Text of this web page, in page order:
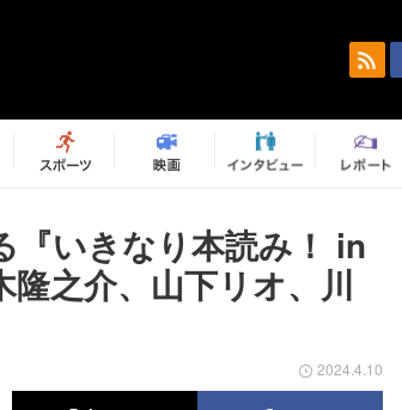
『いきなり本読み！ in
之介、山下リオ、川
2024.4.10